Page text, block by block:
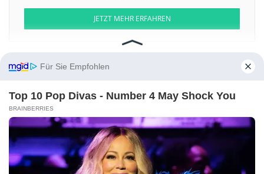
JETZT MEHR ERFAHREN
S&P 500
Weitere Aktien:
Orgtehnica AD Elektrometal d.d. City Development REIT Helios Faros
d.d. Valor Properties REIT
Kontakt-Impressum -Werbung -Barrierefreiheit
Für Sie Empfohlen
Top 10 Pop Divas - Number 4 May Shock You
BRAINBERRIES